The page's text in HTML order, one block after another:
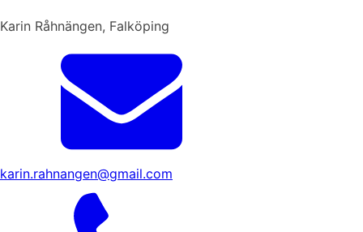
Karin Råhnängen, Falköping
karin.rahnangen@gmail.com